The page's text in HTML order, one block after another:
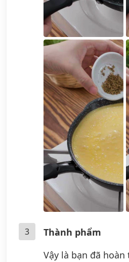
3
Thành phẩm
Vậy là bạn đã